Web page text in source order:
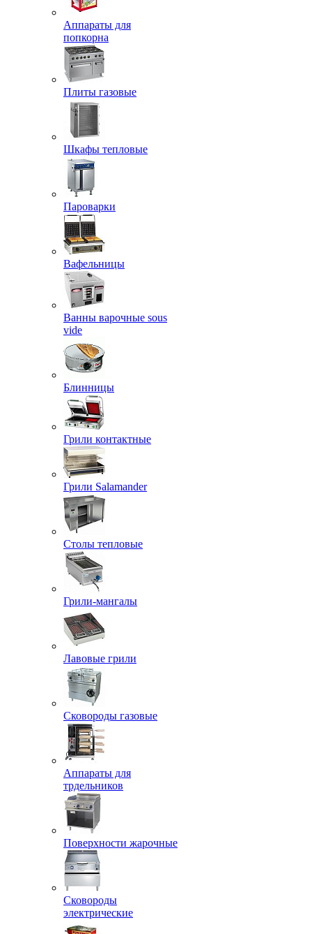
Аппараты для
попкорна
Плиты газовые
Шкафы тепловые
Пароварки
Вафельницы
Ванны варочные sous
vide
Блинницы
Грили контактные
Грили Salamander
Столы тепловые
Грили-мангалы
Лавовые грили
Сковороды газовые
Аппараты для
трдельников
Поверхности жарочные
Сковороды
электрические